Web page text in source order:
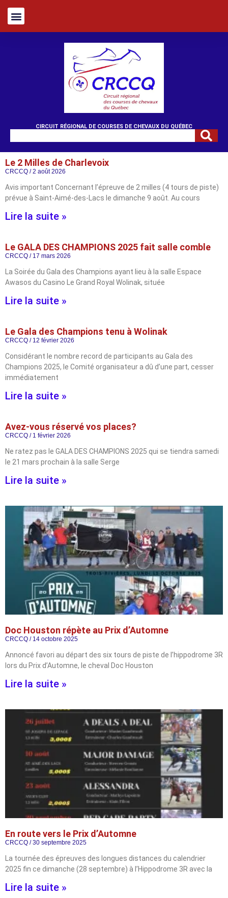
CIRCUIT RÉGIONAL DE COURSES DE CHEVAUX DU QUÉBEC
Le 2 Milles de Charlevoix
CRCCQ 2 août 2026
Avis important Concernant l’épreuve de 2 milles (4 tours de piste)
prévue à Saint‑Aimé‑des‑Lacs le dimanche 9 août. Au cours
Lire la suite »
Le GALA DES CHAMPIONS 2025 fait salle comble
CRCCQ 17 mars 2026
La Soirée du Gala des Champions ayant lieu à la salle Espace
Awasos du Casino Le Grand Royal Wolinak, située
Lire la suite »
Le Gala des Champions tenu à Wolinak
CRCCQ 12 février 2026
Considérant le nombre record de participants au Gala des
Champions 2025, le Comité organisateur a dû d’une part, cesser
immédiatement
Lire la suite »
Avez-vous réservé vos places?
CRCCQ 1 février 2026
Ne ratez pas le GALA DES CHAMPIONS 2025 qui se tiendra samedi
le 21 mars prochain à la salle Serge
Lire la suite »
Doc Houston répète au Prix d’Automne
CRCCQ 14 octobre 2025
Annoncé favori au départ des six tours de piste de l’hippodrome 3R
lors du Prix d’Automne, le cheval Doc Houston
Lire la suite »
En route vers le Prix d’Automne
CRCCQ 30 septembre 2025
La tournée des épreuves des longues distances du calendrier
2025 fin ce dimanche (28 septembre) à l’Hippodrome 3R avec la
Lire la suite »